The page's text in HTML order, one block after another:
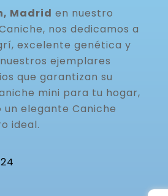
Madrid en nuestro
nos dedicamos a
excelente genética y
ejemplares
que garantizan su
mini para tu hogar,
elegante Caniche
ideal.